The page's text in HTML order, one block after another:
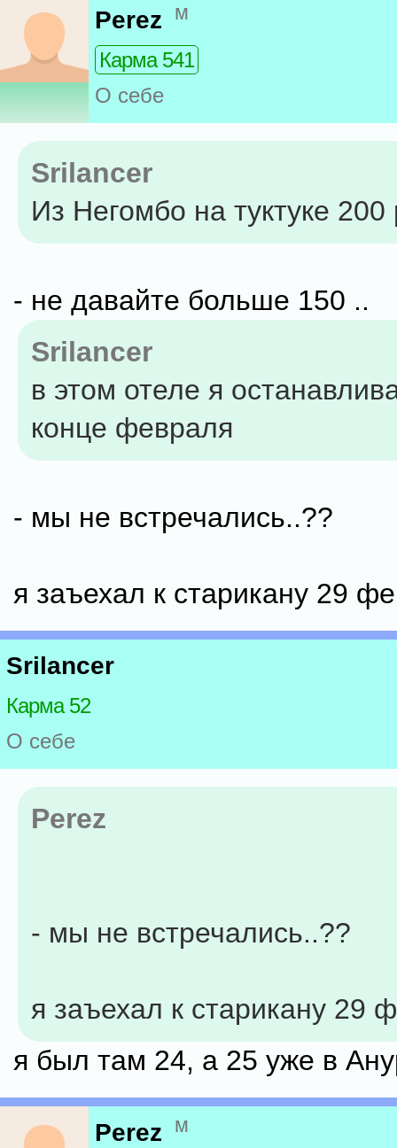
Perez м
Карма 541
О себе
Srilancer
Из Негомбо на туктуке 200
- не давайте больше 150 ..
Srilancer
в этом отеле я
конце февраля
- мы не встречались..??
я заъехал к старикану 29
Srilancer
Карма 52
О себе
Perez
- мы не встречались..??
я заъехал к старикану 29
я был там 24, а 25 уже в
Perez м